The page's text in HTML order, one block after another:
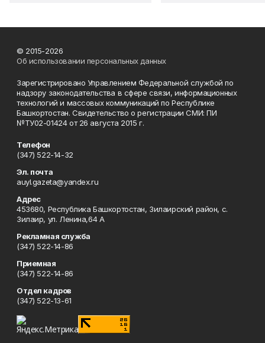
© 2015-2026
Об использовании персональных данных
Зарегистрировано Управлением Федеральной службой по
надзору законодательства в сфере связи, информационных
технологий и массовых коммуникаций по Республике
Башкортостан. Свидетельство о регистрации СМИ: ПИ
№ТУ02-01424 от 26 августа 2015 г.
Телефон
(347) 522-14-32
Эл. почта
auyl.gazeta@yandex.ru
Адрес
453680, Республика Башкортостан, Зилаирский район, с.
Зилаир, ул. Ленина,64 А
Рекламная служба
(347) 522-14-86
Приемная
(347) 522-14-86
Отдел кадров
(347) 522-13-61